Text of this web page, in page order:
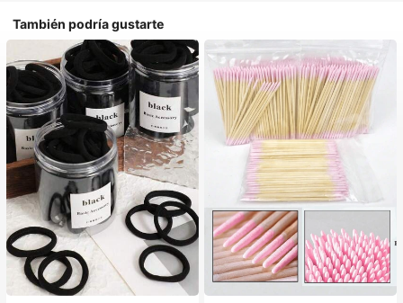
También podría gustarte